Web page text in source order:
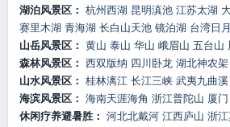
湖泊风景区： 杭州西湖 昆明滇池 江苏太湖
赛里木湖 青海湖 长白山天池 镜泊湖 台湾日
山岳风景区： 黄山 泰山 华山 峨眉山 五台山
森林风景区： 西双版纳 四川卧龙 湖北神农架
山水风景区： 桂林漓江 长江三峡 武夷九曲溪
海滨风景区： 海南天涯海角 浙江普陀山 厦门
休闲疗养避暑胜： 河北北戴河 江西庐山 浙